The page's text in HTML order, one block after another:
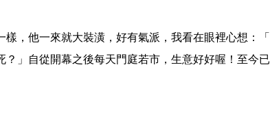
樣，他一來就大裝潢，好有氣派，我看在眼裡心想：
？」自從開幕之後每天門庭若市，生意好好喔！至今